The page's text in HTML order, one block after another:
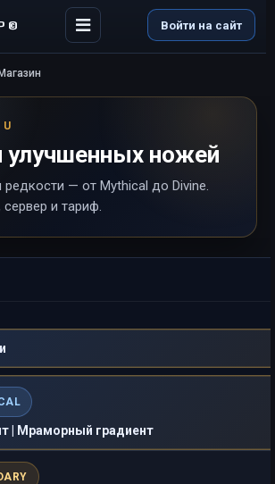
© Войти на сайт
Магазин
улучшенных ножей
редкости — от Mythical до Divine.
и тариф.
| Мраморный градиент